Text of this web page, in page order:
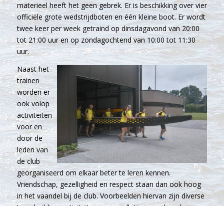
materieel heeft het geen gebrek. Er is beschikking over vier
officiële grote wedstrijdboten en één kleine boot. Er wordt
twee keer per week getraind op dinsdagavond van 20:00
tot 21:00 uur en op zondagochtend van 10:00 tot 11:30
uur.
Naast het
trainen
worden er
ook volop
activiteiten
voor en
door de
leden van
de club
georganiseerd om elkaar beter te leren kennen.
Vriendschap, gezelligheid en respect staan dan ook hoog
in het vaandel bij de club. Voorbeelden hiervan zijn diverse